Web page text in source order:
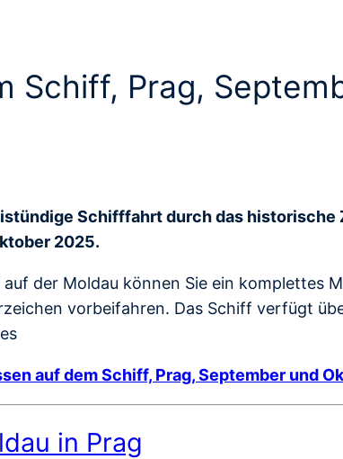
Schiff, Prag,
Schifffahrt durch das
2025.
der Moldau können Sie ein komplettes
vorbeifahren. Das Schiff verfügt
auf dem Schiff, Prag, September und
in Prag